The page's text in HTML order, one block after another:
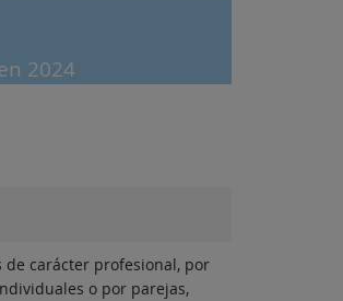
2024
carácter profesional, por
o por parejas,